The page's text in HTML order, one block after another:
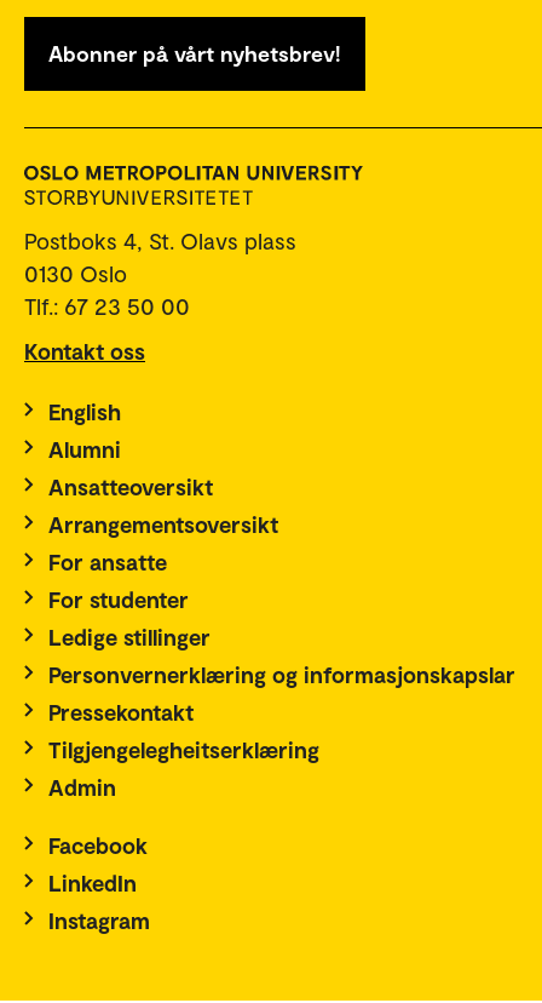
Abonner på vårt nyhetsbrev!
Postboks 4, St. Olavs plass
0130 Oslo
Tlf.: 67 23 50 00
Kontakt oss
English
Alumni
Ansatteoversikt
Arrangementsoversikt
For ansatte
For studenter
Ledige stillinger
Personvernerklæring og informasjonskapslar
Pressekontakt
Tilgjengelegheitserklæring
Admin
Facebook
LinkedIn
Instagram